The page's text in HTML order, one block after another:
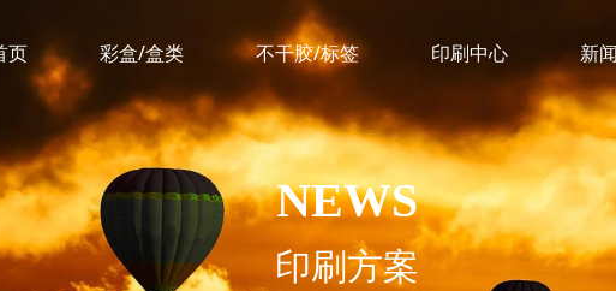
页 彩盒/盒类 不干胶/标签 印刷中心 新
NEWS
印刷方案